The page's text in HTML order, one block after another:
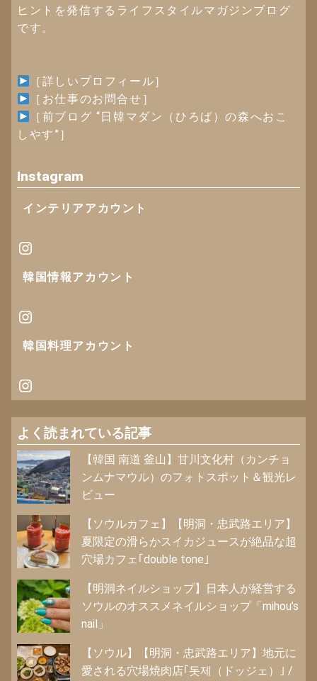
ヒントを発信するライフスタイルマガジンブログ
です。
［詳しいプロフィール］
［お仕事のお問合せ］
［ 前ブログ “日韓マダン（ひろば）の森へおこ
しやす” ］
Instagram
インテリアアカウント
Instagram
韓国情報アカウント
Instagram
韓国料理アカウント
Instagram
よく読まれている記事
【韓国 南道 釜山】甘川文化村（カンチョ
ンムナマウル）のフォトスポット＆観光レ
ビュー
【ソウルカフェ】【明洞・忠武路エリア】
夏限定の滑らかスイカジュースが絶品な超
穴場カフェ｢double tone｣
【明洞ネイルショップ】日本人が経営する
ソウルのオススメネイルショップ「mihou’s
nail」
【ソウル】【明洞・忠武路エリア】地元に
愛される穴場焼肉店｢돗제（ドッジェ）｣ /